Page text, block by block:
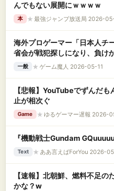
んでもない展開にｗｗｗｗ
本 ★ 最強ジャンプ放送局 2026-
海外プロゲーマー「日本人チ
省会が戦犯探しになり、負け
一般 ★ ゲーム魔人 2026-05-11
【悲報】YouTubeでずんだ
止が相次ぐ
Game ★ ゆるゲーマー遅報 2026-
『機動戦士Gundam
Text ★ ああ言えばForYou 2026-
【速報】北朝鮮、燃料不足
かな？w